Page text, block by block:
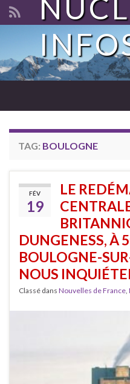
Search for:
TAG: BOULOGNE
FÉV
19
LE
DUNGENESS, À
BOULOGNE-
NOUS
Classé dans Nouvelles de France,